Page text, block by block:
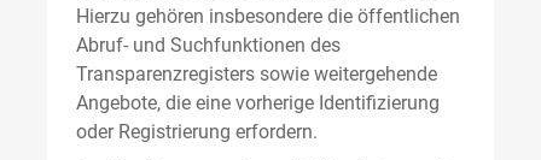
Hierzu gehören insbesondere die öffentlichen
Abruf- und Suchfunktionen des
Transparenzregisters sowie weitergehende
Angebote, die eine vorherige Identifizierung
oder Registrierung erfordern.